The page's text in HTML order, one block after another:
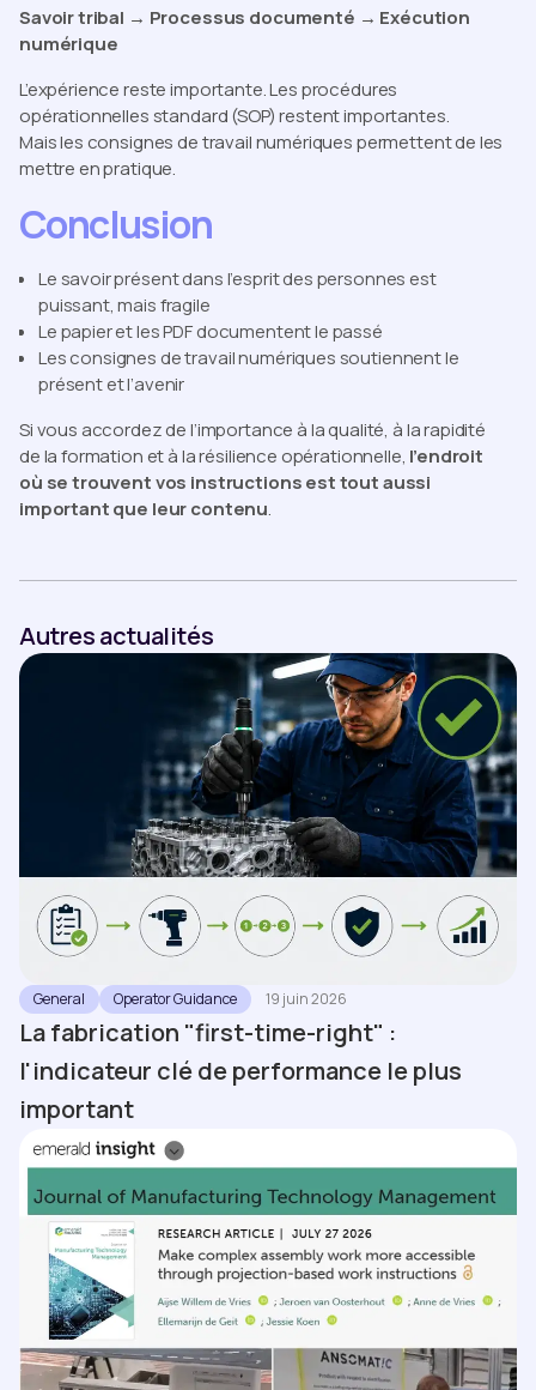
Savoir tribal → Processus documenté → Exécution
numérique
L’expérience reste importante. Les procédures
opérationnelles standard (SOP) restent importantes.
Mais les consignes de travail numériques permettent de les
mettre en pratique.
Conclusion
Le savoir présent dans l’esprit des personnes est
puissant, mais fragile
Le papier et les PDF documentent le passé
Les consignes de travail numériques soutiennent le
présent et l’avenir
Si vous accordez de l’importance à la qualité, à la rapidité
de la formation et à la résilience opérationnelle, l’endroit
où se trouvent vos instructions est tout aussi
important que leur contenu.
Autres actualités
General Operator Guidance 19 juin 2026
La fabrication "first-time-right" :
l'indicateur clé de performance le plus
important